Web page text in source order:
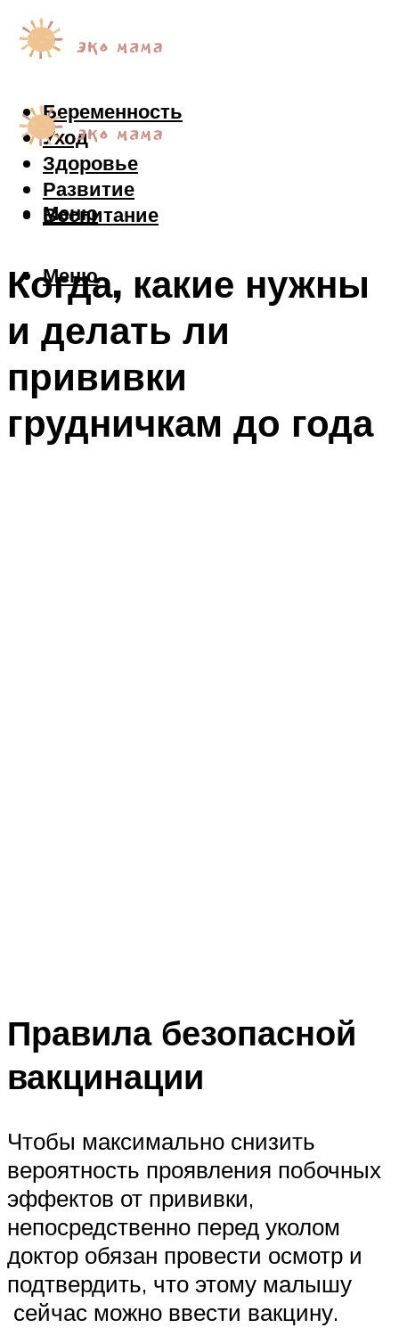
Беременность
Уход
Здоровье
Развитие
Воспитание
Меню
Меню
Когда, какие нужны
и делать ли
прививки
грудничкам до года
Правила безопасной
вакцинации
Чтобы максимально снизить
вероятность проявления побочных
эффектов от прививки,
непосредственно перед уколом
доктор обязан провести осмотр и
подтвердить, что этому малышу
сейчас можно ввести вакцину.